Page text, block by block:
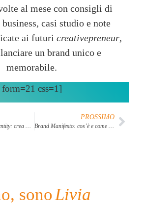
al mese con consigli di
casi studio e note
ai futuri creativepreneur,
un brand unico e
memorabile.
css=1]
Esempi di brand identity: crea un’identità di brand memorabile
PROSSIMO
Brand Manifesto: cos’è e come scriverlo per il tuo brand + esempi
sonoLivia